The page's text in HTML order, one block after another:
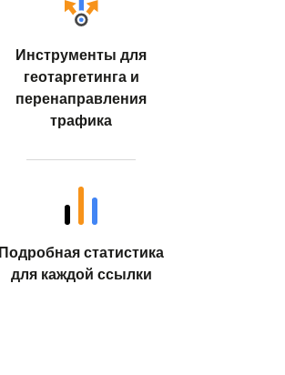
Инструменты для
геотаргетинга и
перенаправления
трафика
Подробная статистика
для каждой ссылки